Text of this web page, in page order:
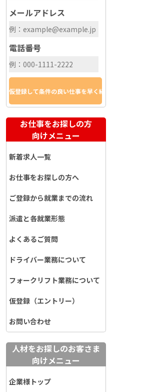
メールアドレス
電話番号
お仕事をお探しの方
向けメニュー
新着求人一覧
お仕事をお探しの方へ
ご登録から就業までの流れ
派遣と各就業形態
よくあるご質問
ドライバー業務について
フォークリフト業務について
仮登録（エントリー）
お問い合わせ
人材をお探しのお客さま
向けメニュー
企業様トップ